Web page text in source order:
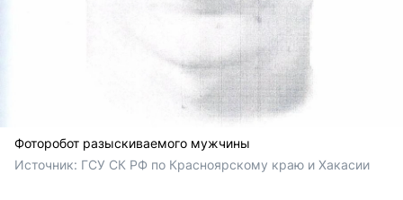
Фоторобот разыскиваемого мужчины
Источник: ГСУ СК РФ по Красноярскому краю и Хакасии